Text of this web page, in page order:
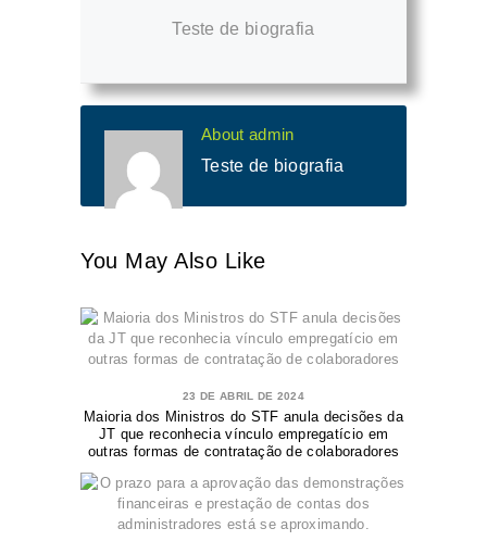
Teste de biografia
About admin
Teste de biografia
You May Also Like
23 DE ABRIL DE 2024
Maioria dos Ministros do STF anula decisões da
JT que reconhecia vínculo empregatício em
outras formas de contratação de colaboradores